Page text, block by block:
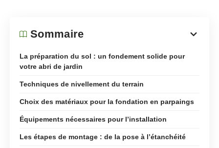
Sommaire
La préparation du sol : un fondement solide pour
votre abri de jardin
Techniques de nivellement du terrain
Choix des matériaux pour la fondation en parpaings
Équipements nécessaires pour l’installation
Les étapes de montage : de la pose à l’étanchéité